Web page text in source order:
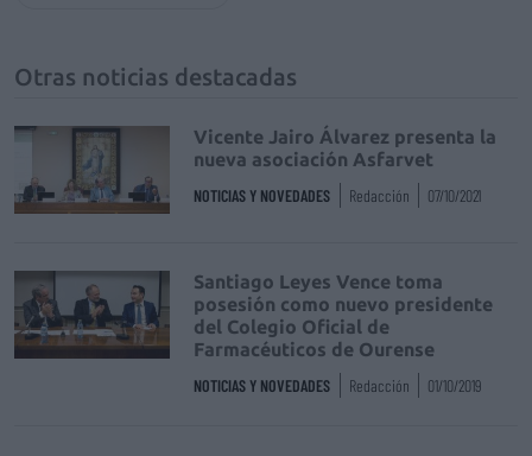
Otras noticias destacadas
Vicente Jairo Álvarez presenta la
nueva asociación Asfarvet
NOTICIAS Y NOVEDADES Redacción 07/10/2021
Santiago Leyes Vence toma
posesión como nuevo presidente
del Colegio Oficial de
Farmacéuticos de Ourense
NOTICIAS Y NOVEDADES Redacción 01/10/2019